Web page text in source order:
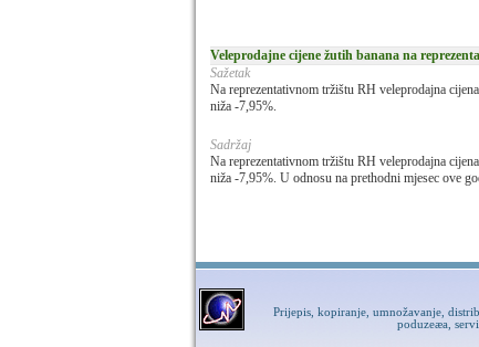
Veleprodajne cijene žutih banana na
Sažetak
Na reprezentativnom tržištu RH veleprodajna
niža -7,95%.
Sadržaj
Na reprezentativnom tržištu RH veleprodajna
niža -7,95%. U odnosu na prethodni mjesec ove
Prijepis, kopiranje, umnožavanje,
poduzeæa,